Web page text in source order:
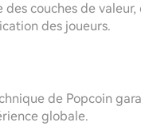
couches de
des joueurs.
de Popcoin
globale.